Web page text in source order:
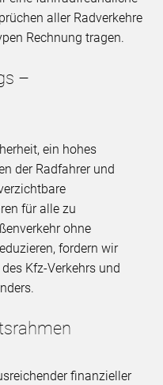
aller Radverkehre
Rechnung tragen.
–
ein hohes
der Radfahrer und
für alle zu
ohne
fordern wir
Kfz-Verkehrs und
finanzieller